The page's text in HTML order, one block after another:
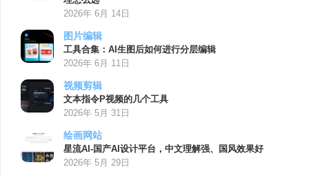
2026年 6月 14日
图片编辑
工具合集：AI生图后如何进行分层编辑
2026年 6月 11日
视频剪辑
文本指令P视频的几个工具
2026年 5月 31日
绘画网站
星流AI-国产AI设计平台，中文理解强、国风效果好
2026年 5月 29日